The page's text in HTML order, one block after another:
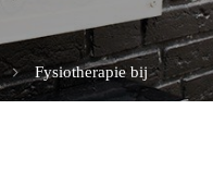
Fysiotherapie bij